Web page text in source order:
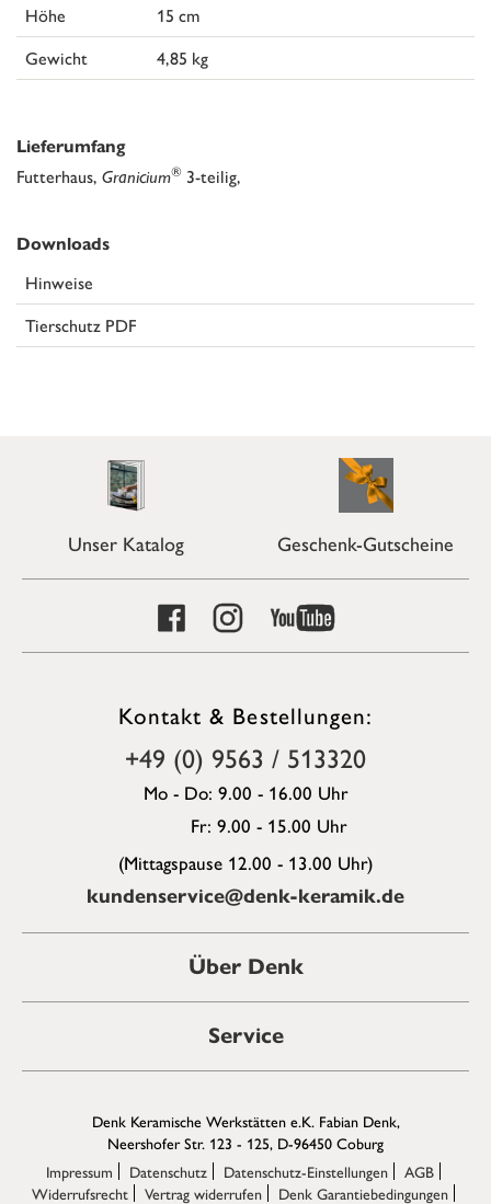
Höhe
15 cm
Gewicht
4,85 kg
Lieferumfang
Futterhaus, Granicium® 3-teilig,
Downloads
Hinweise
Tierschutz PDF
Unser Katalog Geschenk-Gutscheine
Kontakt & Bestellungen:
+49 (0) 9563 / 513320
Mo - Do: 9.00 - 16.00 Uhr
Fr: 9.00 - 15.00 Uhr
(Mittagspause 12.00 - 13.00 Uhr)
kundenservice@denk-keramik.de
Über Denk
Service
Denk Keramische Werkstätten e.K. Fabian Denk,
Neershofer Str. 123 - 125, D-96450 Coburg
Impressum
Datenschutz Datenschutz-Einstellungen
AGB
Widerrufsrecht
Vertrag widerrufen
Denk Garantiebedingungen